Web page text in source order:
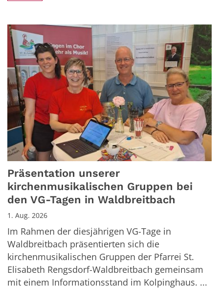
Präsentation unserer
kirchenmusikalischen Gruppen bei
den VG-Tagen in Waldbreitbach
1. Aug. 2026
Im Rahmen der diesjährigen VG-Tage in
Waldbreitbach präsentierten sich die
kirchenmusikalischen Gruppen der Pfarrei St.
Elisabeth Rengsdorf-Waldbreitbach gemeinsam
mit einem Informationsstand im Kolpinghaus. ...